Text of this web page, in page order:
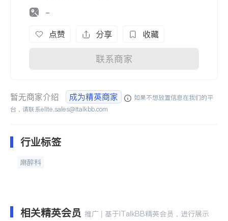
-
点赞 分享 收藏
联系商家
暂无商家介绍 成为精英商家
如果不想放置信息在我们的平
台，请联系elite.sales@italkbb.com
行业标签
麻醉科
相关精英会员 推广 | 基于iTalkBB精英会员，进行展示